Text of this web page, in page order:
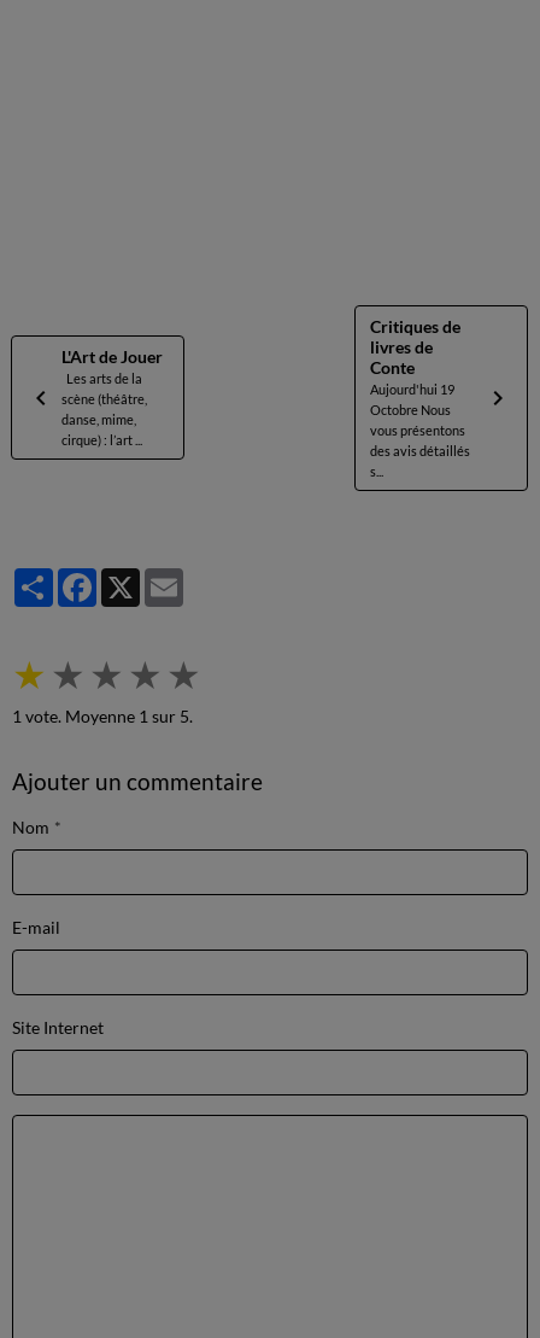
L'Art de Jouer
Les arts de la
scène (théâtre,
danse, mime,
cirque) : l’art ...
Critiques de
livres de
Conte
Aujourd'hui 19
Octobre Nous
vous présentons
des avis détaillés
s...
PartagerFacebook
X
★ ★ ★ ★ ★
1 vote. Moyenne 1 sur 5.
Ajouter un commentaire
Nom
E-mail
Site Internet